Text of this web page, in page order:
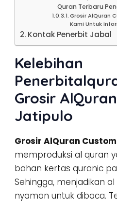
Quran Terbaru
Grosir AlQuran
Kami Untuk
Kontak Penerbit Jabal
Kelebihan
Grosir
Jatipulo
Grosir AlQuran
memproduksi al quran
bahan kertas quranic
Sehingga, menjadikan
nyaman untuk dibaca.